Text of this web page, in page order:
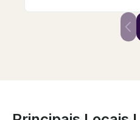
care, and made sure my
proposal went ahead
with a fantastic boat crew.